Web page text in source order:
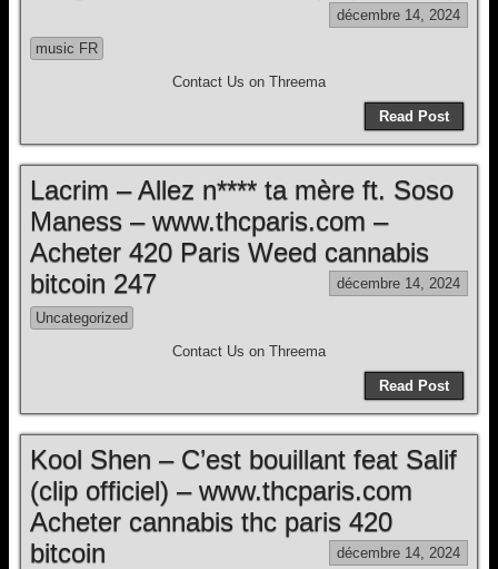
décembre 14, 2024
music FR
Contact Us on Threema
Read Post
Lacrim – Allez n**** ta mère ft. Soso
Maness – www.thcparis.com –
Acheter 420 Paris Weed cannabis
bitcoin 247
décembre 14, 2024
Uncategorized
Contact Us on Threema
Read Post
Kool Shen – C’est bouillant feat Salif
(clip officiel) – www.thcparis.com
Acheter cannabis thc paris 420
bitcoin
décembre 14, 2024